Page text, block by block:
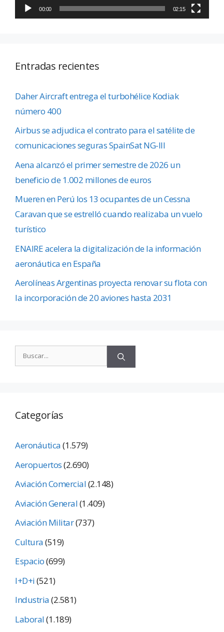
00:00 02:15
Entradas recientes
Daher Aircraft entrega el turbohélice Kodiak
número 400
Airbus se adjudica el contrato para el satélite de
comunicaciones seguras SpainSat NG-III
Aena alcanzó el primer semestre de 2026 un
beneficio de 1.002 millones de euros
Mueren en Perú los 13 ocupantes de un Cessna
Caravan que se estrelló cuando realizaba un vuelo
turístico
ENAIRE acelera la digitalización de la información
aeronáutica en España
Aerolíneas Argentinas proyecta renovar su flota con
la incorporación de 20 aviones hasta 2031
Categorías
Aeronáutica(1.579)
Aeropuertos(2.690)
Aviación Comercial(2.148)
Aviación General(1.409)
Aviación Militar(737)
Cultura(519)
Espacio(699)
I+D+i(521)
Industria(2.581)
Laboral(1.189)